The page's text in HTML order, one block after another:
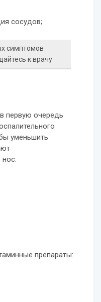
сосудов;
симптомов
к врачу
первую очередь
уменьшить
препараты: